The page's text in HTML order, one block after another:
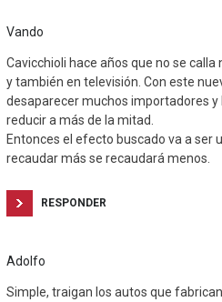
Vando
Cavicchioli hace años que no se
y también en televisión. Con este
desaparecer muchos importadores y
reducir a más de la mitad.
Entonces el efecto buscado va a ser
recaudar más se recaudará menos.
RESPONDER
Adolfo
Simple, traigan los autos que